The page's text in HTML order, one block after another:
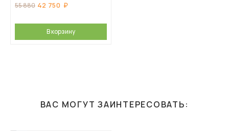
55 880 42 750
В корзину
ВАС МОГУТ ЗАИНТЕРЕСОВАТЬ: